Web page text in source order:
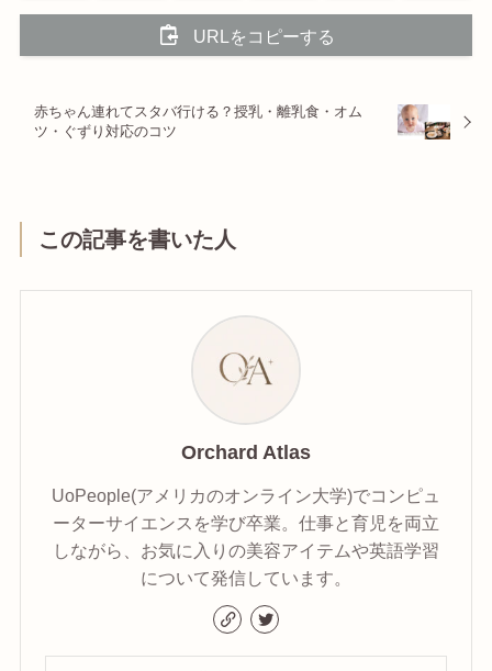
URLをコピーする
赤ちゃん連れてスタバ行ける？授乳・離乳食・オム
ツ・ぐずり対応のコツ
この記事を書いた人
Orchard Atlas
UoPeople(アメリカのオンライン大学)でコンピュ
ーターサイエンスを学び卒業。仕事と育児を両立
しながら、お気に入りの美容アイテムや英語学習
について発信しています。